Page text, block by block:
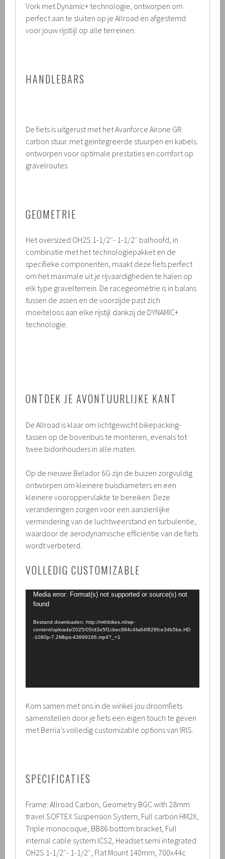
Vork met Dynamic+ technologie, ontworpen om
perfect aan te sluiten op je Allroad en afgestemd
voor jouw rijstlijl op alle terreinen.
HANDLEBARS
De fiets is uitgerust met het Avanforce Airone GR
carbon stuur. met geïntegreerde stuurpen en kabels.
ontworpen voor optimale prestaties en comfort op
gravelroutes.
GEOMETRIE
Het oversized OH2S 1-1/2″- 1-1/2″ balhoofd, in
combinatie met het technologiepakket en de
specifieke componenten, maakt deze fiets perfect
om het maximale uit je rijvaardigheden te halen op
elk type gravelterrein. De racegeometrie is in balans
tussen de assen en de voorzijde past zich
moeiteloos aan elke rijstijl dankzij de DYNAMIC+
technologie.
ONTDEK JE AVONTUURLIJKE KANT
De Allroad is klaar om lichtgewicht bikepacking-
tassen op de bovenbuis te monteren, evenals tot
twee bidonhouders in alle maten.
Op de nieuwe Belador 6G zijn de buizen zorgvuldig
ontworpen om kleinere buisdiameters en een
kleinere vooroppervlakte te bereiken. Deze
veranderingen zorgen voor een aanzienlijke
vermindering van de luchtweerstand en turbulentie,
waardoor de aerodynamische efficiëntie van de fiets
wordt verbeterd.
VOLLEDIG CUSTOMIZABLE
Videospeler
Media error: Format(s) not supported or source(s) not
found
Bestand downloaden: http://mthbikes.nl/wp-
content/uploads/2025/05/d3e5f1cbec984c4fa64f828fce34b5be.HD
-1080p-7.2Mbps-43899166.mp4?_=1
Kom samen met ons in de winkel jou droomfiets
samenstellen door je fiets een eigen touch te geven
met Berria’s volledig customizable options van IRIS.
SPECIFICATIES
Frame: Allroad Carbon, Geometry BGC with 28mm
travel SOFTEX Suspension System, Full carbon HM2X,
Triple monocoque, BB86 bottom bracket, Full
internal cable system ICS2, Headset semi integrated
OH2S 1-1/2″- 1-1/2″, Flat Mount 140mm, 700x44c